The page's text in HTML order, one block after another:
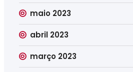
maio 2023
abril 2023
março 2023